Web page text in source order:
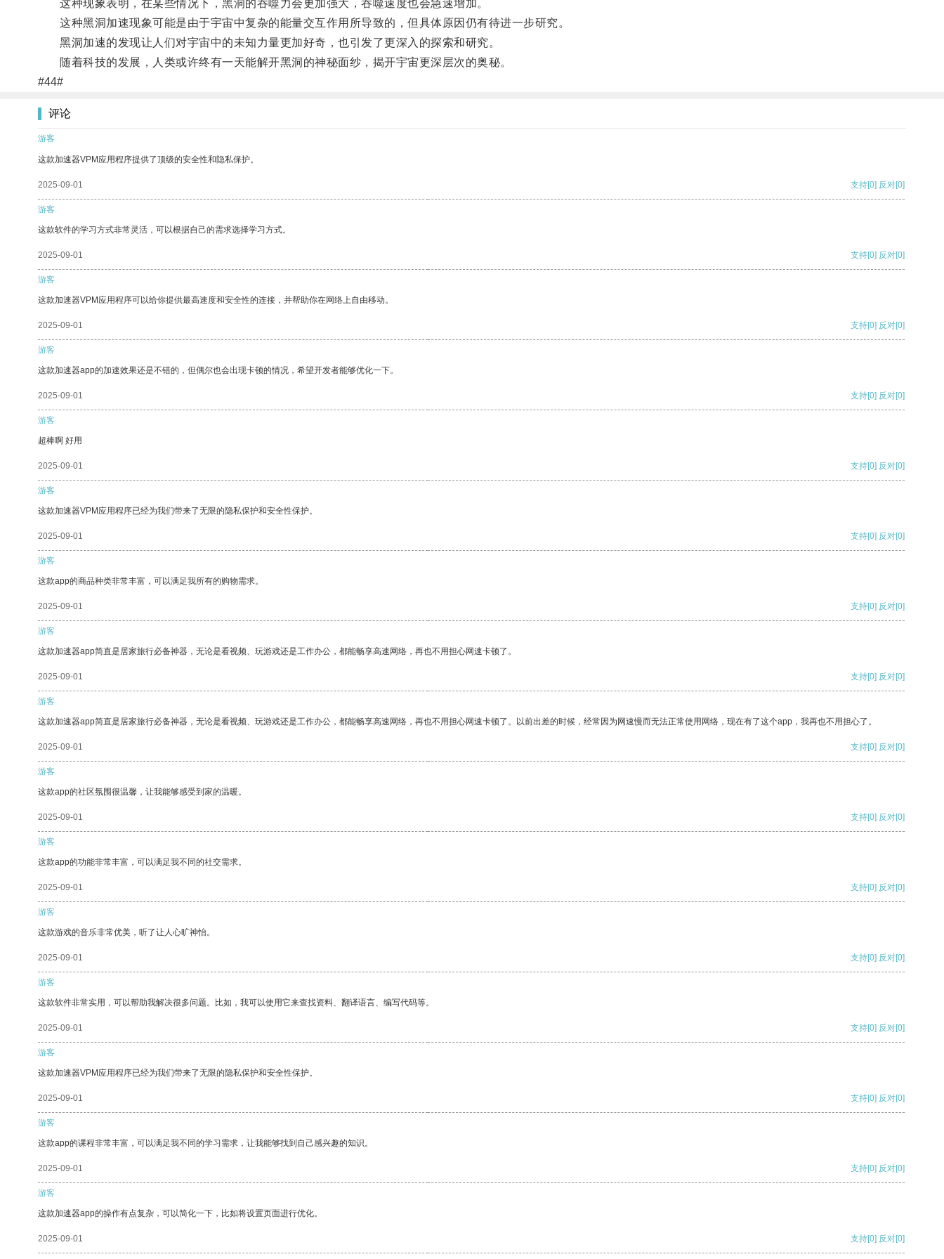
这种现象表明，在某些情况下，黑洞的吞噬力会更加强大，吞噬速度也会急速增加。
这种黑洞加速现象可能是由于宇宙中复杂的能量交互作用所导致的，但具体原因仍有待进一步研究。
黑洞加速的发现让人们对宇宙中的未知力量更加好奇，也引发了更深入的探索和研究。
随着科技的发展，人类或许终有一天能解开黑洞的神秘面纱，揭开宇宙更深层次的奥秘。
#44#
评论
游客
这款加速器VPM应用程序提供了顶级的安全性和隐私保护。
2025-09-01 支持[0] 反对[0]
游客
这款软件的学习方式非常灵活，可以根据自己的需求选择学习方式。
2025-09-01 支持[0] 反对[0]
游客
这款加速器VPM应用程序可以给你提供最高速度和安全性的连接，并帮助你在网络上自由移动。
2025-09-01 支持[0] 反对[0]
游客
这款加速器app的加速效果还是不错的，但偶尔也会出现卡顿的情况，希望开发者能够优化一下。
2025-09-01 支持[0] 反对[0]
游客
超棒啊 好用
2025-09-01 支持[0] 反对[0]
游客
这款加速器VPM应用程序已经为我们带来了无限的隐私保护和安全性保护。
2025-09-01 支持[0] 反对[0]
游客
这款app的商品种类非常丰富，可以满足我所有的购物需求。
2025-09-01 支持[0] 反对[0]
游客
这款加速器app简直是居家旅行必备神器，无论是看视频、玩游戏还是工作办公，都能畅享高速网络，再也不用担心网速卡顿了。
2025-09-01 支持[0] 反对[0]
游客
这款加速器app简直是居家旅行必备神器，无论是看视频、玩游戏还是工作办公，都能畅享高速网络，再也不用担心网速卡顿了。以前出差的时候，经常因为网速慢而无法正常使用网络，现在有了这个app，我再也不用担心了。
2025-09-01 支持[0] 反对[0]
游客
这款app的社区氛围很温馨，让我能够感受到家的温暖。
2025-09-01 支持[0] 反对[0]
游客
这款app的功能非常丰富，可以满足我不同的社交需求。
2025-09-01 支持[0] 反对[0]
游客
这款游戏的音乐非常优美，听了让人心旷神怡。
2025-09-01 支持[0] 反对[0]
游客
这款软件非常实用，可以帮助我解决很多问题。比如，我可以使用它来查找资料、翻译语言、编写代码等。
2025-09-01 支持[0] 反对[0]
游客
这款加速器VPM应用程序已经为我们带来了无限的隐私保护和安全性保护。
2025-09-01 支持[0] 反对[0]
游客
这款app的课程非常丰富，可以满足我不同的学习需求，让我能够找到自己感兴趣的知识。
2025-09-01 支持[0] 反对[0]
游客
这款加速器app的操作有点复杂，可以简化一下，比如将设置页面进行优化。
2025-09-01 支持[0] 反对[0]